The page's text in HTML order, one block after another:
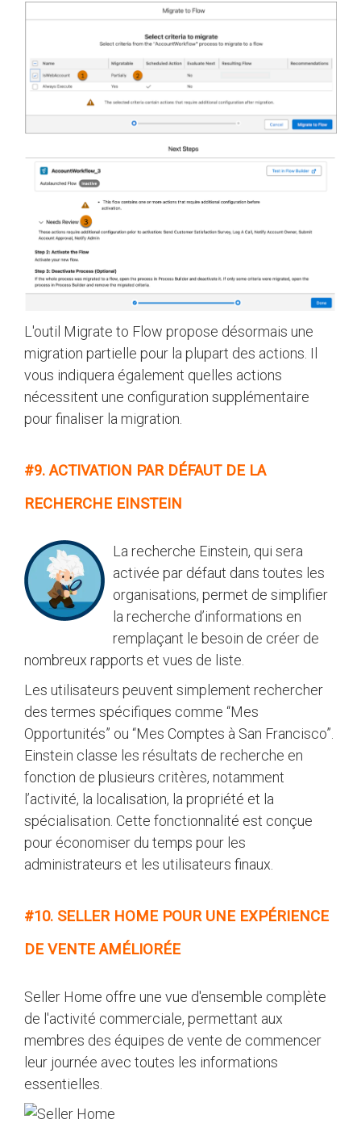
L'outil Migrate to Flow propose désormais une
migration partielle pour la plupart des actions. Il
vous indiquera également quelles actions
nécessitent une configuration supplémentaire
pour finaliser la migration.
#9. ACTIVATION PAR DÉFAUT DE LA
RECHERCHE EINSTEIN
La recherche Einstein, qui sera
activée par défaut dans toutes les
organisations, permet de simplifier
la recherche d’informations en
remplaçant le besoin de créer de
nombreux rapports et vues de liste.
Les utilisateurs peuvent simplement rechercher
des termes spécifiques comme “Mes
Opportunités” ou “Mes Comptes à San Francisco”.
Einstein classe les résultats de recherche en
fonction de plusieurs critères, notamment
l’activité, la localisation, la propriété et la
spécialisation. Cette fonctionnalité est conçue
pour économiser du temps pour les
administrateurs et les utilisateurs finaux.
#10. SELLER HOME POUR UNE EXPÉRIENCE
DE VENTE AMÉLIORÉE
Seller Home offre une vue d'ensemble complète
de l'activité commerciale, permettant aux
membres des équipes de vente de commencer
leur journée avec toutes les informations
essentielles.